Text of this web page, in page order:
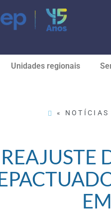
Unidades regionais
« NOTÍCIAS
REAJUSTE